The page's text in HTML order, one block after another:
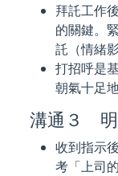
拜託工作
的關鍵。
託（情緒
打招呼是
朝氣十足
溝通３ 明
收到指示
考「上司